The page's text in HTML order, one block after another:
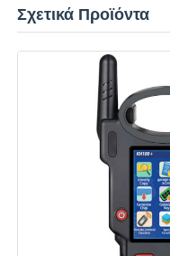
Σχετικά Προϊόντα